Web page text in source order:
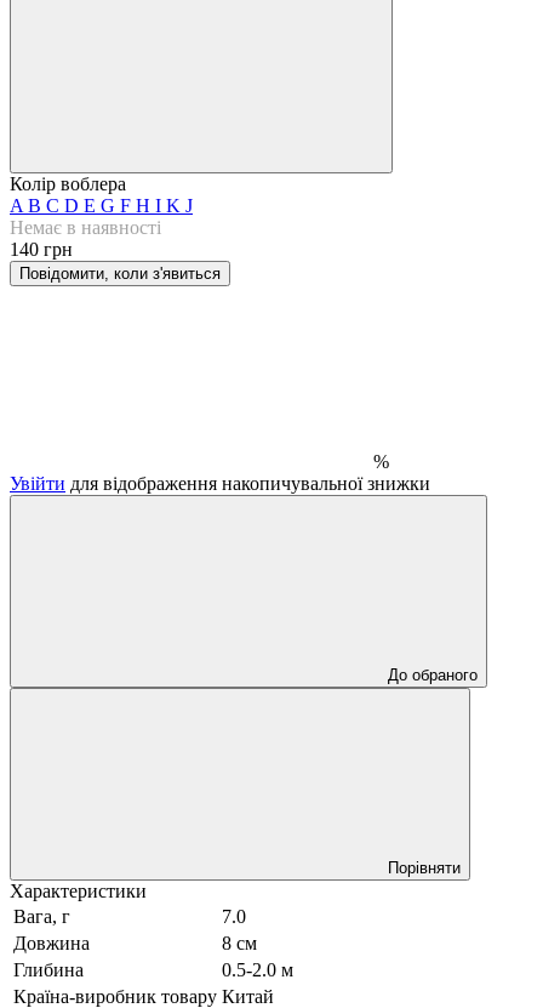
Колір воблера
A B C D E G F H I K J
Немає в наявності
140 грн
Повідомити, коли з'явиться
%
Увійти для відображення накопичувальної знижки
До обраного
Порівняти
Характеристики
Вага, г
7.0
Довжина
8 см
Глибина
0.5-2.0 м
Країна-виробник товару Китай